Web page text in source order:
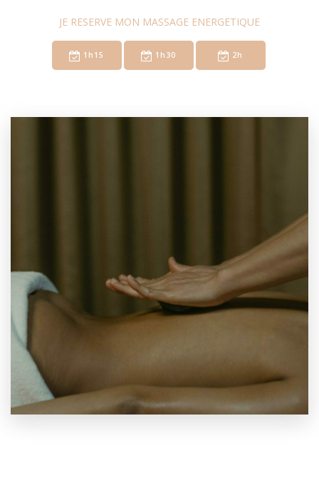
JE RESERVE MON MASSAGE ENERGETIQUE
1h15 1h30 2h